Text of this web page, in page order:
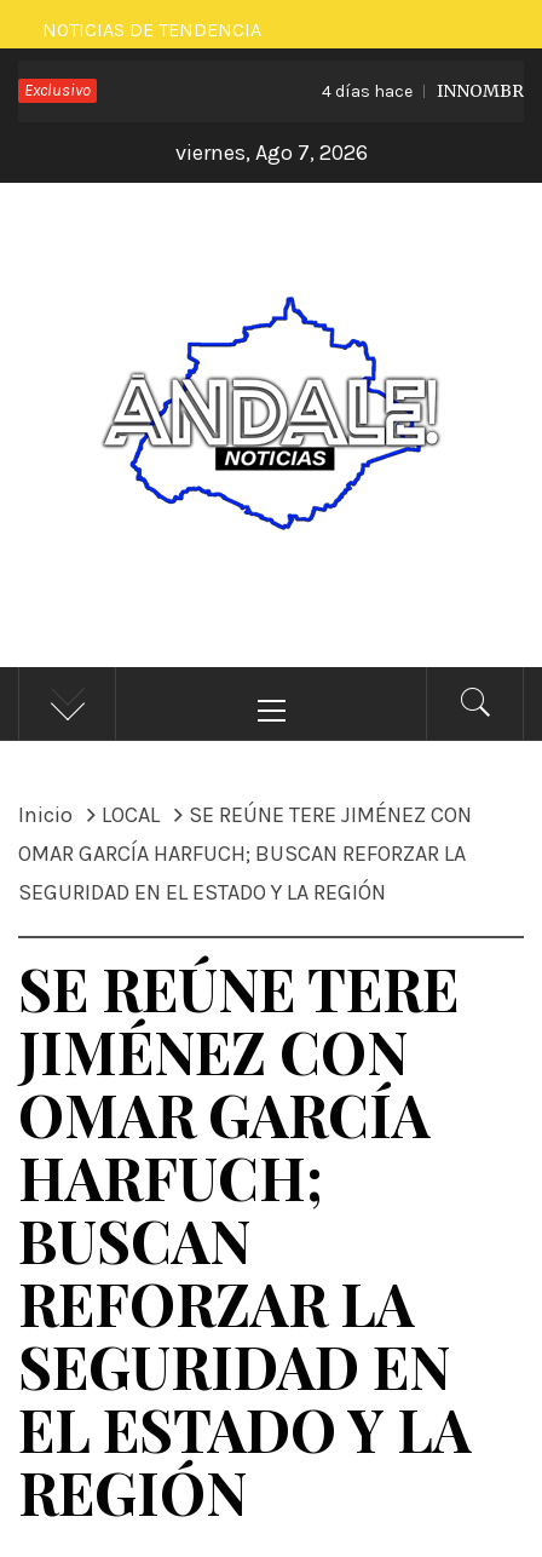
Saltar
al
contenido
NOTICIAS DE TENDENCIA
Exclusivo 4 días hace
viernes, Ago 7, 2026
ÁNDALE NOTICIAS
Noticias
principal
Inicio LOCAL
SE REÚNE TERE JIMÉNEZ CON
OMAR GARCÍA HARFUCH; BUSCAN REFORZAR LA
SEGURIDAD EN EL ESTADO Y LA REGIÓN
SE REÚNE TERE
JIMÉNEZ CON
OMAR GARCÍA
HARFUCH;
BUSCAN
REFORZAR LA
SEGURIDAD EN
EL ESTADO Y LA
REGIÓN